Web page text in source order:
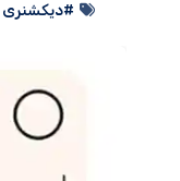
#دیکشنری